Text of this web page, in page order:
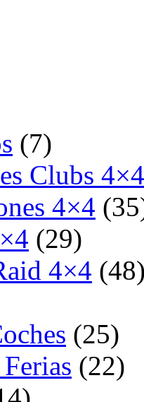
(7)
Clubs 4×4
4×4
(29)
4×4
(25)
(22)